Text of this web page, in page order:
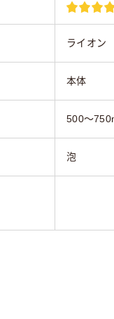
ライオン
本体
500～
泡